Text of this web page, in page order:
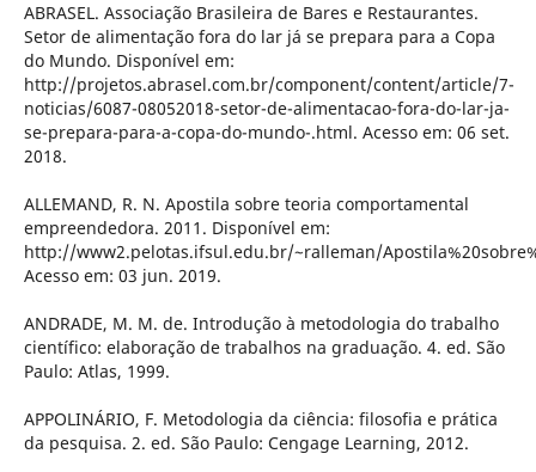
ABRASEL. Associação Brasileira de Bares e Restaurantes.
Setor de alimentação fora do lar já se prepara para a Copa
do Mundo. Disponível em:
http://projetos.abrasel.com.br/component/content/article/7-
noticias/6087-08052018-setor-de-alimentacao-fora-do-lar-ja-
se-prepara-para-a-copa-do-mundo-.html. Acesso em: 06 set.
2018.
ALLEMAND, R. N. Apostila sobre teoria comportamental
empreendedora. 2011. Disponível em:
http://www2.pelotas.ifsul.edu.br/~ralleman/
Acesso em: 03 jun. 2019.
ANDRADE, M. M. de. Introdução à metodologia do trabalho
científico: elaboração de trabalhos na graduação. 4. ed. São
Paulo: Atlas, 1999.
APPOLINÁRIO, F. Metodologia da ciência: filosofia e prática
da pesquisa. 2. ed. São Paulo: Cengage Learning, 2012.